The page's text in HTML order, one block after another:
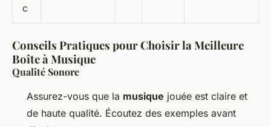
c
Conseils Pratiques pour Choisir la Meilleure
Boîte à Musique
Qualité Sonore
Assurez-vous que la musique jouée est claire et
de haute qualité. Écoutez des exemples avant